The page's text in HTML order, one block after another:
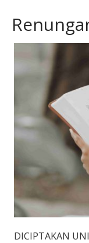
DICIPTAKAN